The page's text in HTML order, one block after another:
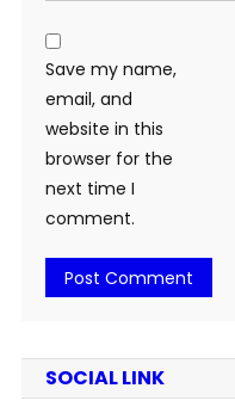
Save my name,
email, and
website in this
browser for the
next time I
comment.
SOCIAL LINK